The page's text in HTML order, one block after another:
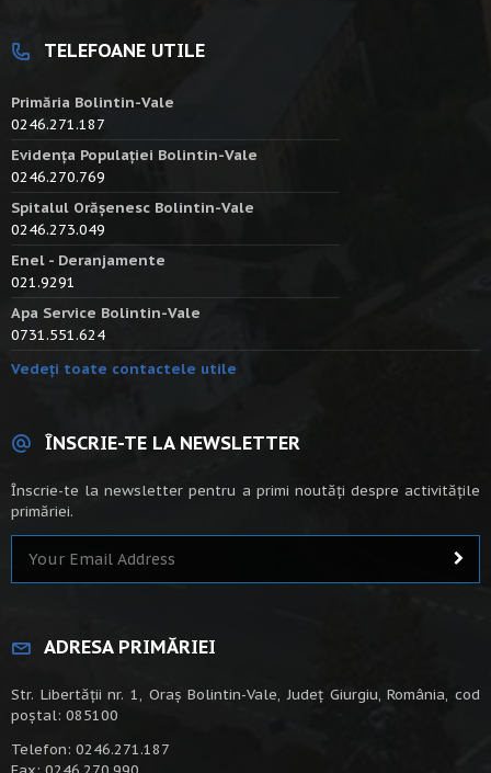
TELEFOANE UTILE
Primăria Bolintin-Vale
0246.271.187
Evidența Populației Bolintin-Vale
0246.270.769
Spitalul Orășenesc Bolintin-Vale
0246.273.049
Enel - Deranjamente
021.9291
Apa Service Bolintin-Vale
0731.551.624
Vedeți toate contactele utile
ÎNSCRIE-TE LA NEWSLETTER
Înscrie-te la newsletter pentru a primi noutăți despre activitățile
primăriei.
ADRESA PRIMĂRIEI
Str. Libertății nr. 1, Oraș Bolintin-Vale, Județ Giurgiu, România, cod
poștal: 085100
Telefon: 0246.271.187